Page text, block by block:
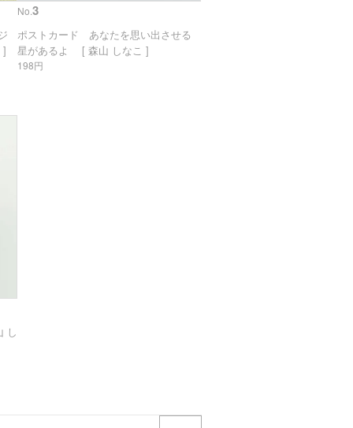
]
No. 3
ポストカード あなたを思い出させる
星があるよ [ 森山 しなこ ]
198円
し